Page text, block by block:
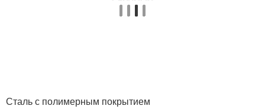
Сталь с полимерным покрытием